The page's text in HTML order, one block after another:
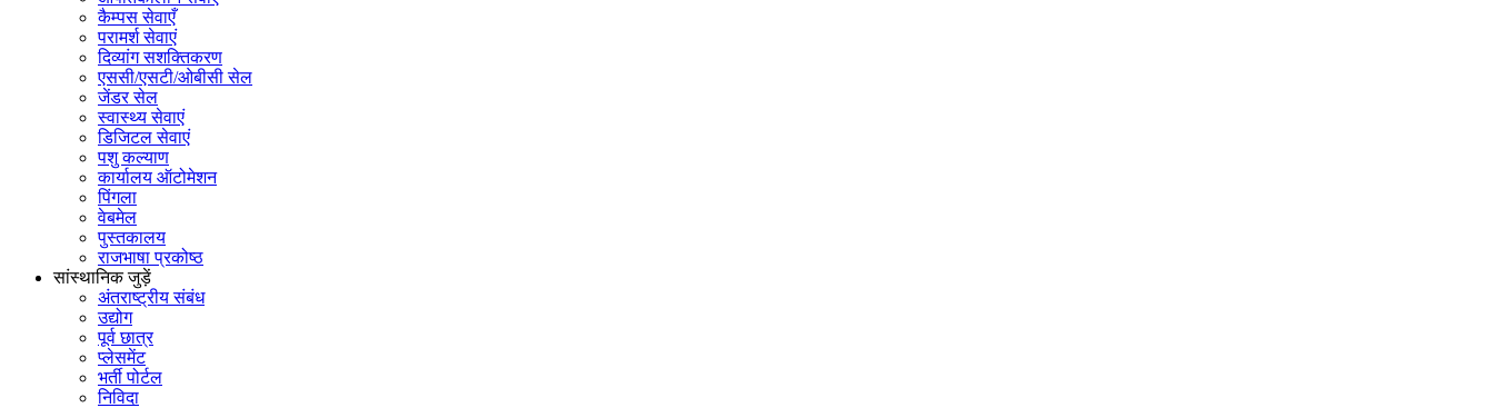
कैम्पस सेवाएँ
परामर्श सेवाएं
दिव्यांग सशक्तिकरण
एससी/एसटी/ओबीसी सेल
जेंडर सेल
स्वास्थ्य सेवाएं
डिजिटल सेवाएं
पशु कल्याण
कार्यालय ऑटोमेशन
पिंगला
वेबमेल
पुस्तकालय
राजभाषा प्रकोष्ठ
सांस्थानिक जुड़ें
अंतराष्ट्रीय संबंध
उद्योग
पूर्व छात्र
प्लेसमेंट
भर्ती पोर्टल
निविदा